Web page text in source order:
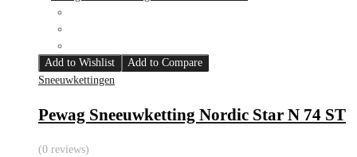
Add to Wishlist
Add to Compare
Sneeuwkettingen
Pewag Sneeuwketting Nordic Star N 74 ST
(0 reviews)